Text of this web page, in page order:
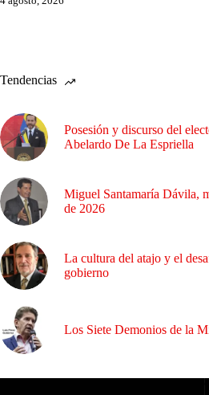
Tendencias
Posesión y discurso del
Abelardo De La Espriella
Miguel Santamaría Dávila,
de 2026
La cultura del atajo y el
gobierno
Los Siete Demonios de la